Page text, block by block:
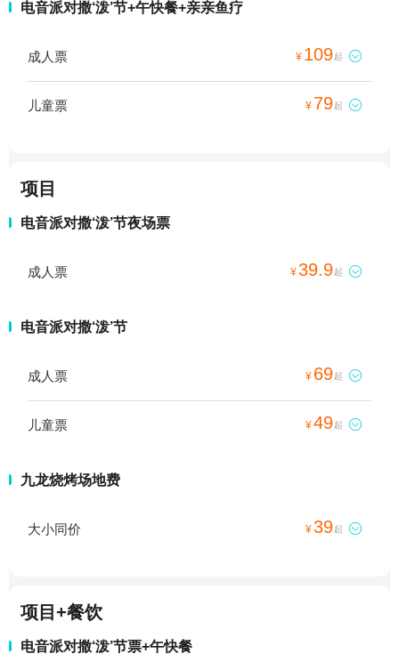
电音派对撒‘泼’节+午快餐+亲亲鱼疗
成人票 ¥ 109起 
儿童票 ¥ 79起 
项目
电音派对撒‘泼’节夜场票
成人票 ¥39.9起 
电音派对撒‘泼’节
成人票 ¥ 69起 
儿童票 ¥49起 
九龙烧烤场地费
大小同价 ¥39起 
项目+餐饮
电音派对撒‘泼’节票+午快餐